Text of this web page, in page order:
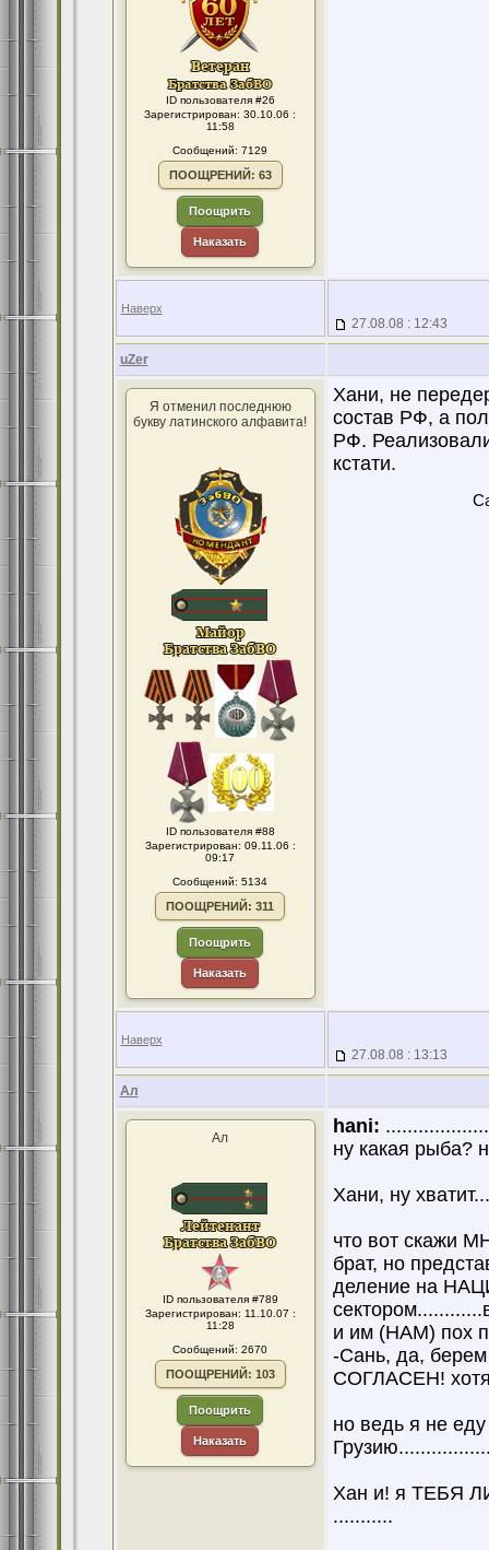
ID пользователя #26
Зарегистрирован: 30.10.06 :
11:58
Сообщений: 7129
ПООЩРЕНИЙ: 63
Поощрить
Наказать
Наверх
27.08.08 : 12:43
uZer
Я отменил последнюю
букву латинского алфавита!
ID пользователя #88
Зарегистрирован: 09.11.06 :
09:17
Сообщений: 5134
ПООЩРЕНИЙ: 311
Поощрить
Наказать
Хани, не
состав РФ, а
РФ.
кстати.
Наверх
27.08.08 : 13:13
Ал
Ал
ID пользователя #789
Зарегистрирован: 11.10.07 :
11:28
Сообщений: 2670
ПООЩРЕНИЙ: 103
Поощрить
Наказать
hani:
ну какая рыба?
Хани, ну
что вот скажи
брат, но
деление на
и им (НАМ) пох
-Сань, да,
СОГЛАСЕН! хотя
но ведь я не
Хан и! я ТЕБЯ
...........